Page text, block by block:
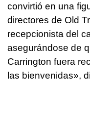
convirtió en una
directores de Old
recepcionista del
asegurándose de
Carrington fuera
las bienvenidas»,